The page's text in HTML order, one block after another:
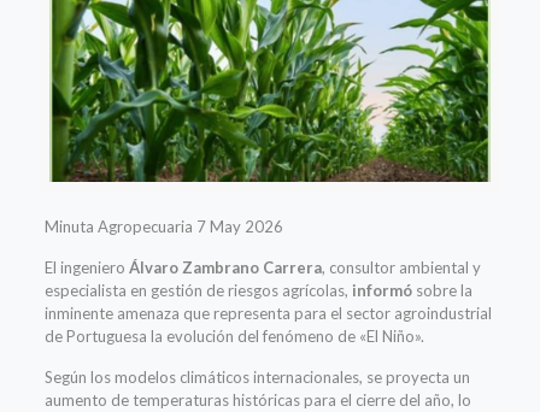
Minuta Agropecuaria 7 May 2026
El ingeniero Álvaro Zambrano Carrera, consultor ambiental y
especialista en gestión de riesgos agrícolas, informósobre la
inminente amenaza que representa para el sector agroindustrial
de Portuguesa la evolución del fenómeno de «El Niño».
Según los modelos climáticos internacionales, se proyecta un
aumento de temperaturas históricas para el cierre del año, lo